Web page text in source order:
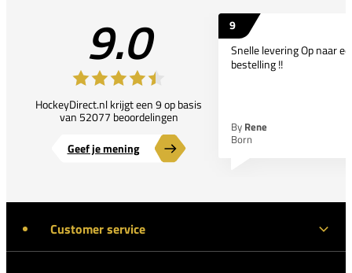
9.0
HockeyDirect.nl krijgt een 9 op basis
van 52077 beoordelingen
Geef je mening
9
Snelle levering Op naar
bestelling !!
By Rene
Born
Customer service